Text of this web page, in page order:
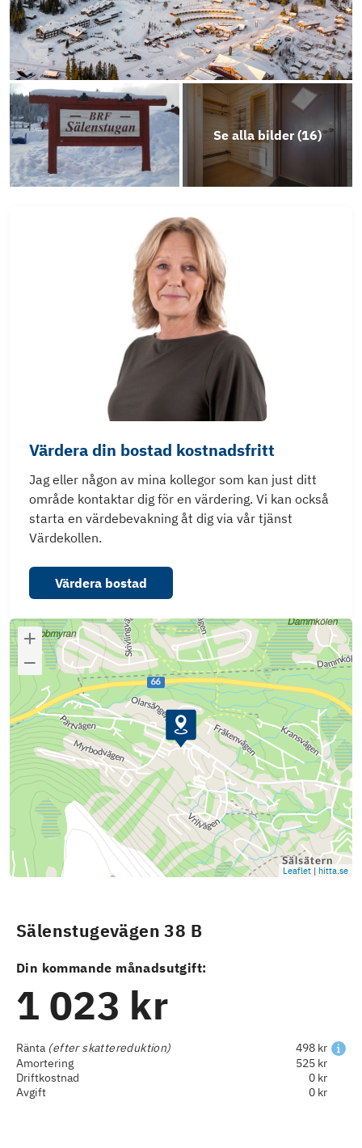
Se alla bilder (16)
Värdera din bostad kostnadsfritt
Jag eller någon av mina kollegor som kan just ditt
område kontaktar dig för en värdering. Vi kan också
starta en värdebevakning åt dig via vår tjänst
Värdekollen.
Värdera bostad
Leaflet | hitta.se
Sälenstugevägen 38 B
Din kommande månadsutgift:
1 023 kr
Ränta (efter skattereduktion)
498 kr
Amortering
525 kr
Driftkostnad
0 kr
Avgift
0 kr